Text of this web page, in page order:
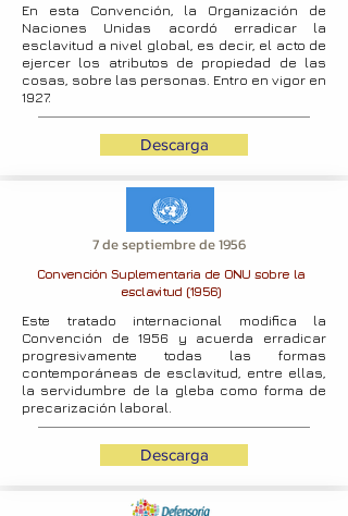
En esta Convención, la Organización de
Naciones Unidas acordó erradicar la
esclavitud a nivel global, es decir, el acto de
ejercer los atributos de propiedad de las
cosas, sobre las personas. Entro en vigor en
1927.
Descarga
7 de septiembre de 1956
Convención Suplementaria de ONU sobre la
esclavitud (1956)
Este tratado internacional modifica la
Convención de 1956 y acuerda erradicar
progresivamente todas las formas
contemporáneas de esclavitud, entre ellas,
la servidumbre de la gleba como forma de
precarización laboral.
Descarga